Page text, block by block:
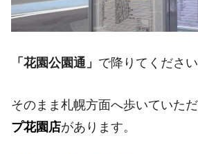
「花園公園通」 で降りてください
そのまま札幌方面へ歩いていた
プ花園店があります。